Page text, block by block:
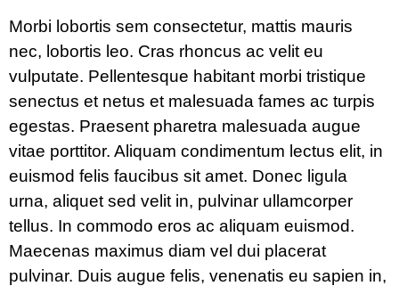
Morbi lobortis sem consectetur, mattis mauris
nec, lobortis leo. Cras rhoncus ac velit eu
vulputate. Pellentesque habitant morbi tristique
senectus et netus et malesuada fames ac turpis
egestas. Praesent pharetra malesuada augue
vitae porttitor. Aliquam condimentum lectus elit, in
euismod felis faucibus sit amet. Donec ligula
urna, aliquet sed velit in, pulvinar ullamcorper
tellus. In commodo eros ac aliquam euismod.
Maecenas maximus diam vel dui placerat
pulvinar. Duis augue felis, venenatis eu sapien in,